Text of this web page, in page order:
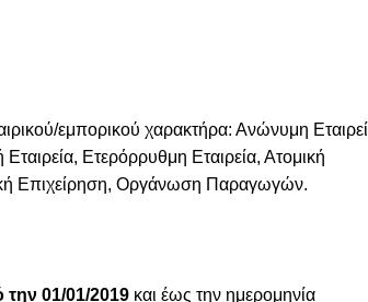
εμπορικού χαρακτήρα: Ανώνυμη
Ετερόρρυθμη Εταιρεία, Ατομική
Επιχείρηση, Οργάνωση Παραγωγών.
την 01/01/2019 και έως την ημερομηνία